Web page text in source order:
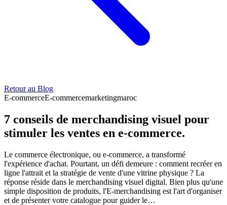
Retour au Blog
E-commerceE-commercemarketingmaroc
7 conseils de merchandising visuel pour
stimuler les ventes en e-commerce.
Le commerce électronique, ou e-commerce, a transformé
l'expérience d'achat. Pourtant, un défi demeure : comment recréer en
ligne l'attrait et la stratégie de vente d'une vitrine physique ? La
réponse réside dans le merchandising visuel digital. Bien plus qu'une
simple disposition de produits, l'E-merchandising est l'art d'organiser
et de présenter votre catalogue pour guider le…